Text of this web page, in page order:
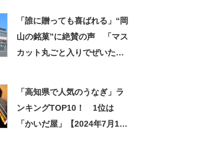
「誰に贈っても喜ばれる」“岡
山の銘菓”に絶賛の声 「マス
カット丸ごと入りでぜいた
「高知県で人気のうなぎ」ラ
ンキングTOP10！ 1位は
「かいだ屋」【2024年7月10